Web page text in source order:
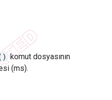
komut dosyasının
(ms).